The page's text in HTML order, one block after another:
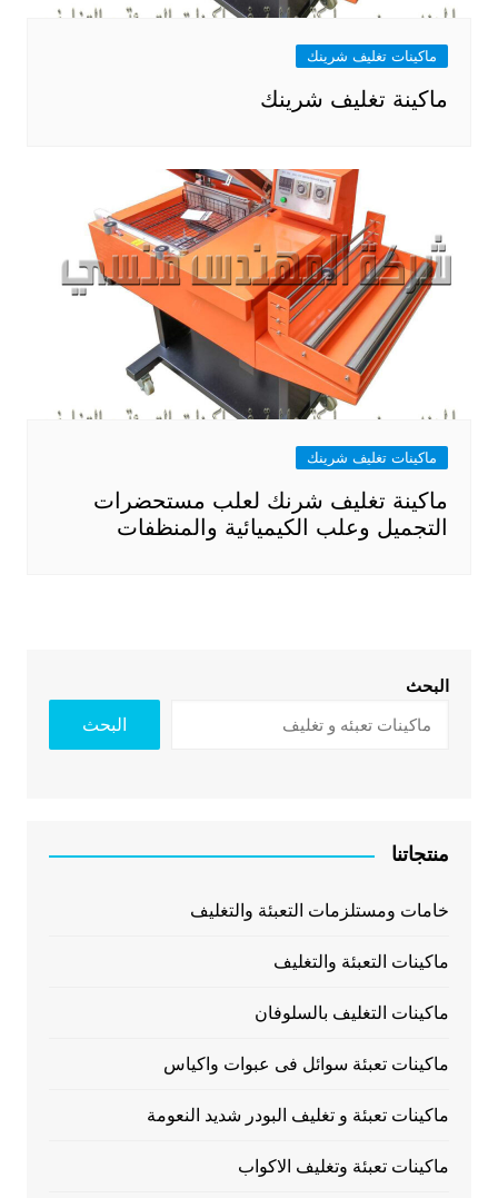
ماكينات تغليف شرينك
ماكينة تغليف شرينك
ماكينات تغليف شرينك
ماكينة تغليف شرنك لعلب مستحضرات
التجميل وعلب الكيميائية والمنظفات
البحث
البحث
منتجاتنا
خامات ومستلزمات التعبئة والتغليف
ماكينات التعبئة والتغليف
ماكينات التغليف بالسلوفان
ماكينات تعبئة سوائل فى عبوات واكياس
ماكينات تعبئة و تغليف البودر شديد النعومة
ماكينات تعبئة وتغليف الاكواب